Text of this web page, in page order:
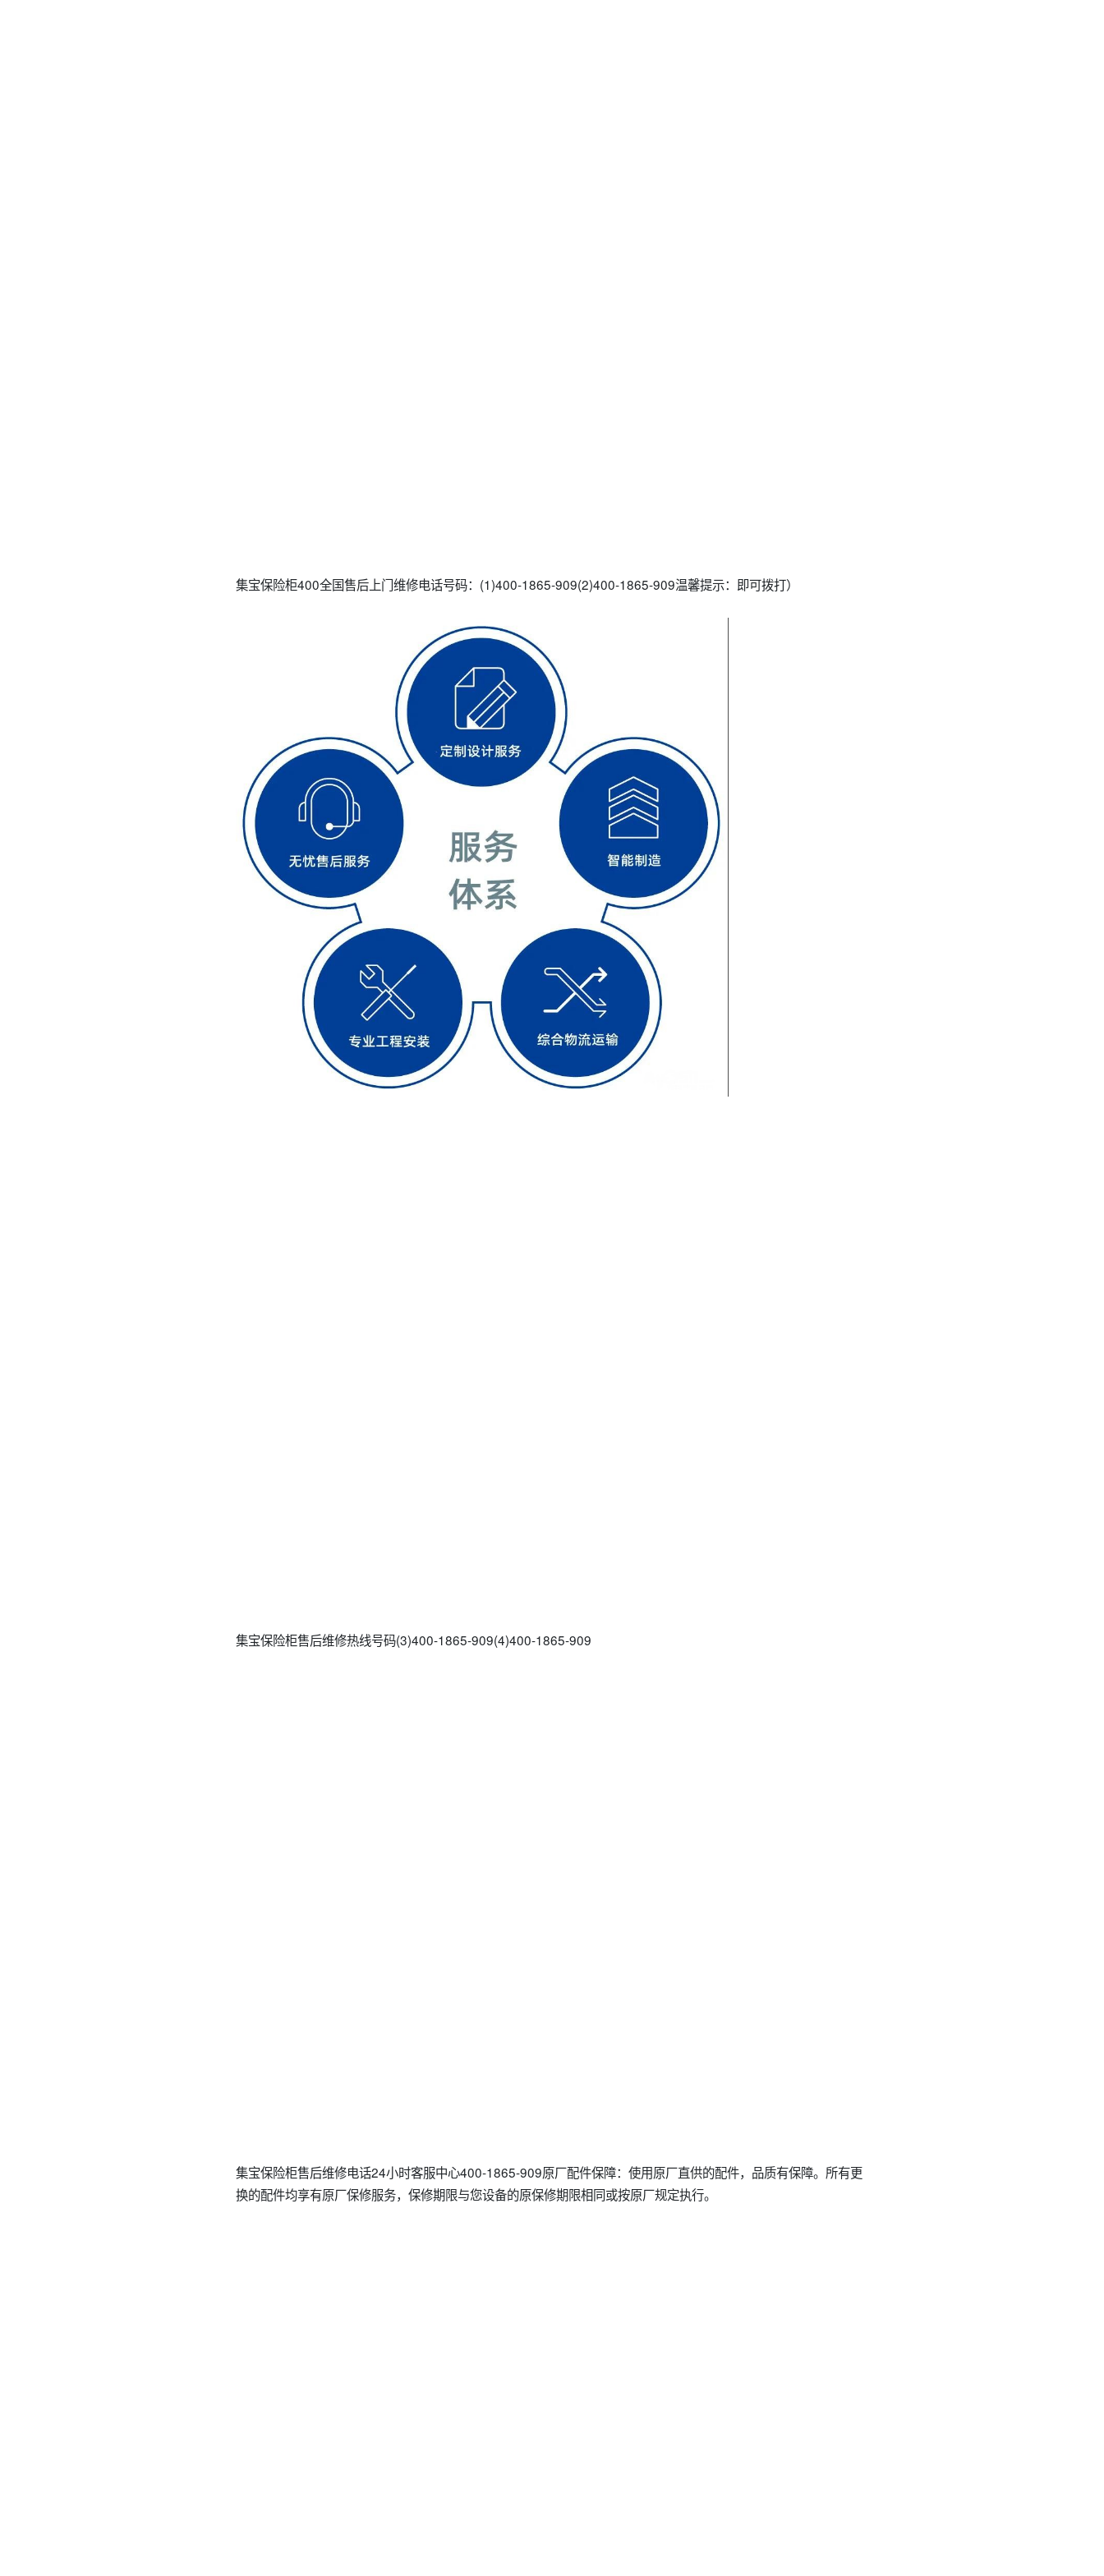
集宝保险柜400全国售后上门维修电话号码：(1)400-1865-909(2)400-1865-909温馨提示：即可拨打）
集宝保险柜售后维修热线号码(3)400-1865-909(4)400-1865-909
集宝保险柜售后维修电话24小时客服中心400-1865-909原厂配件保障：使用原厂直供的配件，品质有保障。所有更
换的配件均享有原厂保修服务，保修期限与您设备的原保修期限相同或按原厂规定执行。